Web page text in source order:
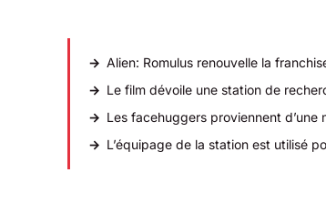
Alien: Romulus renouvelle la
Le film dévoile une station de
Les facehuggers proviennent d’une
L’équipage de la station est utilisé